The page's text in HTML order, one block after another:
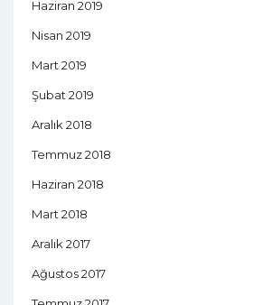
Haziran 2019
Nisan 2019
Mart 2019
Şubat 2019
Aralık 2018
Temmuz 2018
Haziran 2018
Mart 2018
Aralık 2017
Ağustos 2017